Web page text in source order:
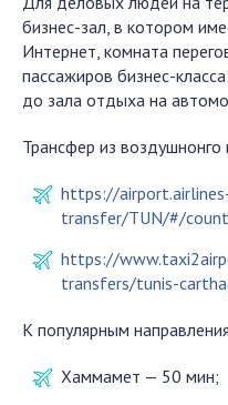
бизнес-зал, в котором
Интернет, комната
пассажиров бизнес-
до зала отдыха на
Трансфер из воздушнонго
https://
transfer/TUN/#/
https://
transfers/tunis-
К популярным
Хаммамет — 50 мин;